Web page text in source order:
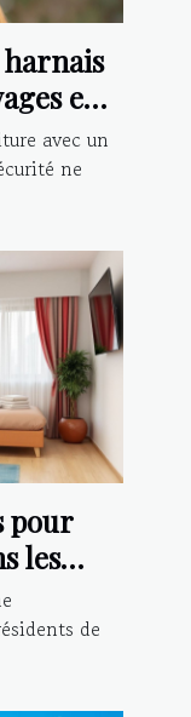
en
avec un
ne
pour
les
de